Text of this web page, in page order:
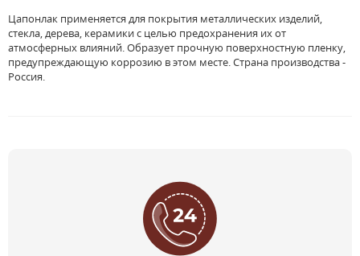
Цапонлак применяется для покрытия металлических изделий,
стекла, дерева, керамики с целью предохранения их от
атмосферных влияний. Образует прочную поверхностную пленку,
предупреждающую коррозию в этом месте. Страна производства -
Россия.